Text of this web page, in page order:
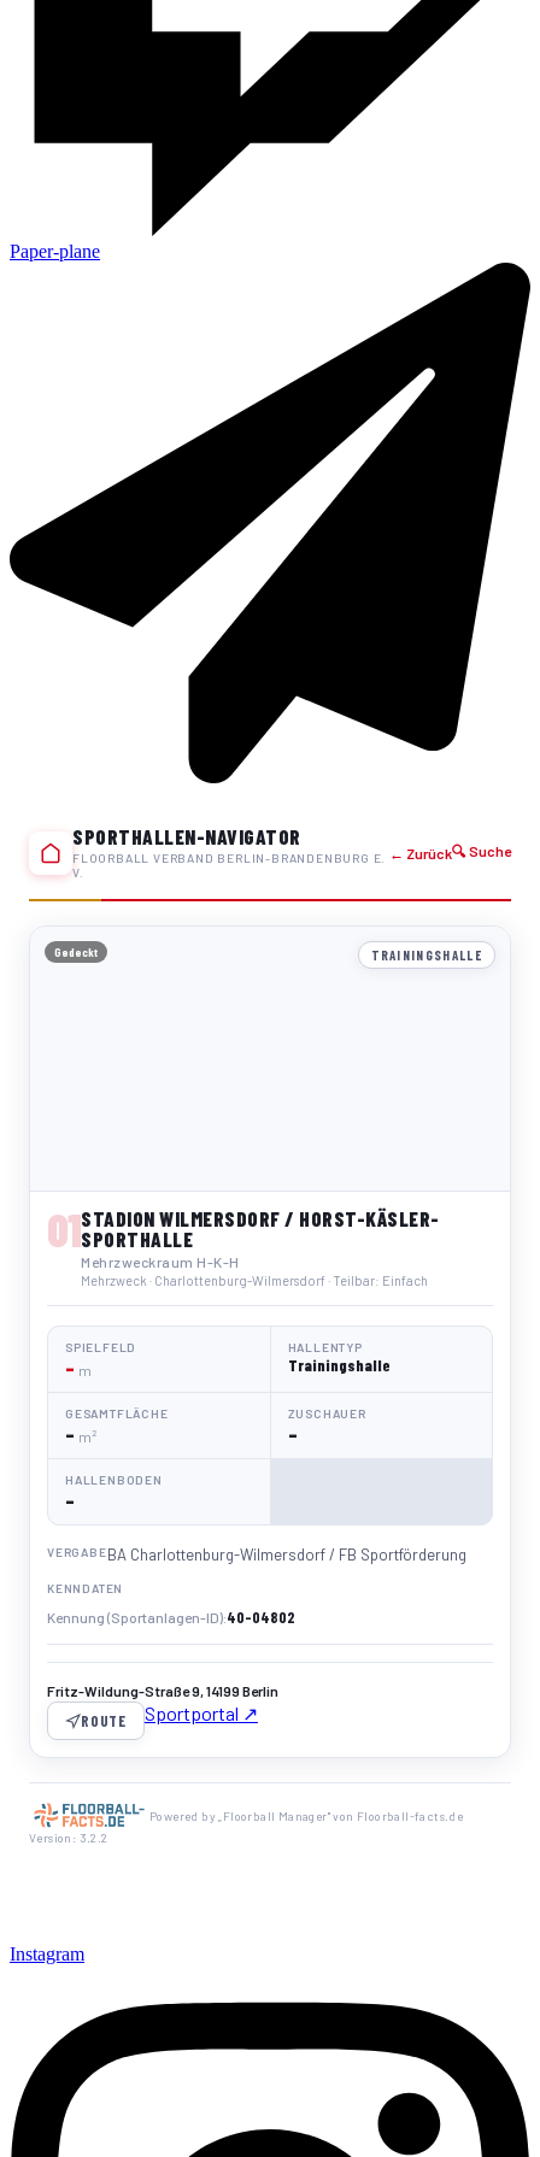
Paper-plane
SPORTHALLEN-NAVIGATOR
FLOORBALL VERBAND BERLIN-BRANDENBURG E.
V.
← Zurück🔍 Suche
TRAININGSHALLE
Gedeckt
01STADION WILMERSDORF / HORST-KÄSLER-
SPORTHALLE
Mehrzweckraum H-K-H
Mehrzweck · Charlottenburg-Wilmersdorf · Teilbar: Einfach
SPIELFELD
– m
HALLENTYP
Trainingshalle
GESAMTFLÄCHE
– m²
ZUSCHAUER
–
HALLENBODEN
–
VERGABEBA Charlottenburg-Wilmersdorf / FB Sportförderung
KENNDATEN
Kennung (Sportanlagen-ID) 40-04802
Fritz-Wildung-Straße 9, 14199 Berlin
ROUTE Sportportal ↗
Powered by „Floorball Manager" von Floorball-facts.de
Version: 3.2.2
Instagram